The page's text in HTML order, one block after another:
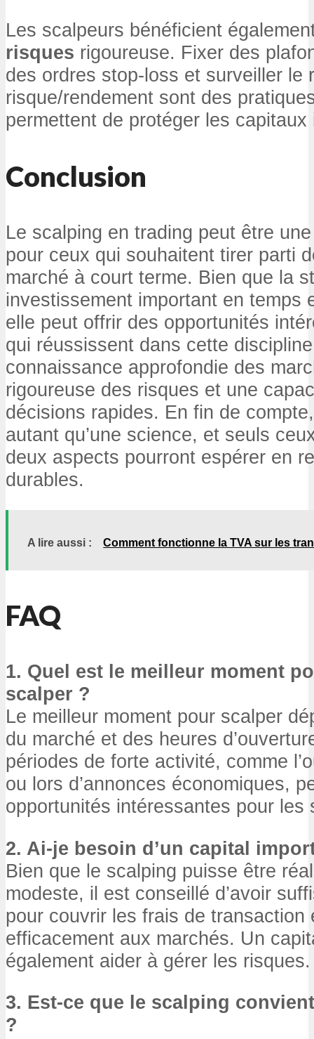
Les scalpeurs bénéficient
risques rigoureuse. Fixer des
des ordres stop-loss et surveiller le
risque/rendement sont des
permettent de protéger les capitaux
Conclusion
Le scalping en trading peut être
pour ceux qui souhaitent tirer parti
marché à court terme. Bien que la
investissement important en temps
elle peut offrir des opportunités
qui réussissent dans cette
connaissance approfondie des
rigoureuse des risques et une
décisions rapides. En fin de
autant qu’une science, et seuls
deux aspects pourront espérer en
durables.
A lire aussi : Comment fonctionne la TVA sur les
FAQ
1. Quel est le meilleur moment
scalper ?
Le meilleur moment pour scalper
du marché et des heures
périodes de forte activité, comme
ou lors d’annonces économiques,
opportunités intéressantes pour les
2. Ai-je besoin d’un capital
Bien que le scalping puisse être
modeste, il est conseillé d’avoir
pour couvrir les frais de transaction
efficacement aux marchés. Un
également aider à gérer les risques.
3. Est-ce que le scalping
?